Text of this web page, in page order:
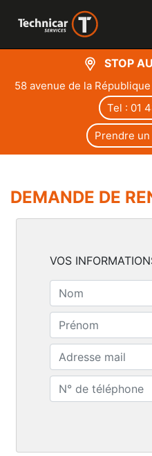
STOP
58 avenue de la
Tel : 01
Prendre
DEMANDE DE
VOS